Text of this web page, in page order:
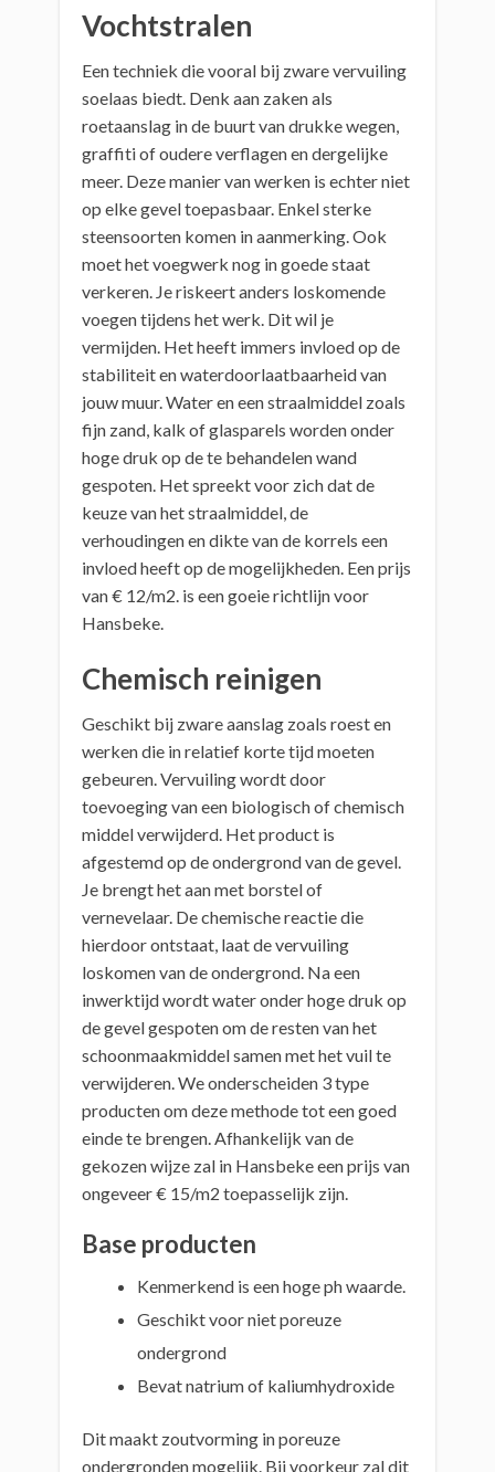
Vochtstralen
Een techniek die vooral bij zware vervuiling
soelaas biedt. Denk aan zaken als
roetaanslag in de buurt van drukke wegen,
graffiti of oudere verflagen en dergelijke
meer. Deze manier van werken is echter niet
op elke gevel toepasbaar. Enkel sterke
steensoorten komen in aanmerking. Ook
moet het voegwerk nog in goede staat
verkeren. Je riskeert anders loskomende
voegen tijdens het werk. Dit wil je
vermijden. Het heeft immers invloed op de
stabiliteit en waterdoorlaatbaarheid van
jouw muur. Water en een straalmiddel zoals
fijn zand, kalk of glasparels worden onder
hoge druk op de te behandelen wand
gespoten. Het spreekt voor zich dat de
keuze van het straalmiddel, de
verhoudingen en dikte van de korrels een
invloed heeft op de mogelijkheden. Een prijs
van € 12/m2. is een goeie richtlijn voor
Hansbeke.
Chemisch reinigen
Geschikt bij zware aanslag zoals roest en
werken die in relatief korte tijd moeten
gebeuren. Vervuiling wordt door
toevoeging van een biologisch of chemisch
middel verwijderd. Het product is
afgestemd op de ondergrond van de gevel.
Je brengt het aan met borstel of
vernevelaar. De chemische reactie die
hierdoor ontstaat, laat de vervuiling
loskomen van de ondergrond. Na een
inwerktijd wordt water onder hoge druk op
de gevel gespoten om de resten van het
schoonmaakmiddel samen met het vuil te
verwijderen. We onderscheiden 3 type
producten om deze methode tot een goed
einde te brengen. Afhankelijk van de
gekozen wijze zal in Hansbeke een prijs van
ongeveer € 15/m2 toepasselijk zijn.
Base producten
Kenmerkend is een hoge ph waarde.
Geschikt voor niet poreuze
ondergrond
Bevat natrium of kaliumhydroxide
Dit maakt zoutvorming in poreuze
ondergronden mogelijk. Bij voorkeur zal dit